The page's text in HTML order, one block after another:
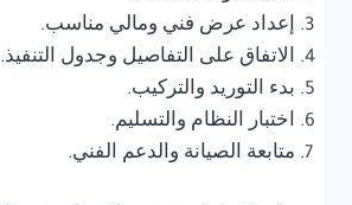
إعداد عرض فني ومالي مناسب.
الاتفاق على التفاصيل وجدول التنفيذ.
بدء التوريد والتركيب.
اختبار النظام والتسليم.
متابعة الصيانة والدعم الفني.